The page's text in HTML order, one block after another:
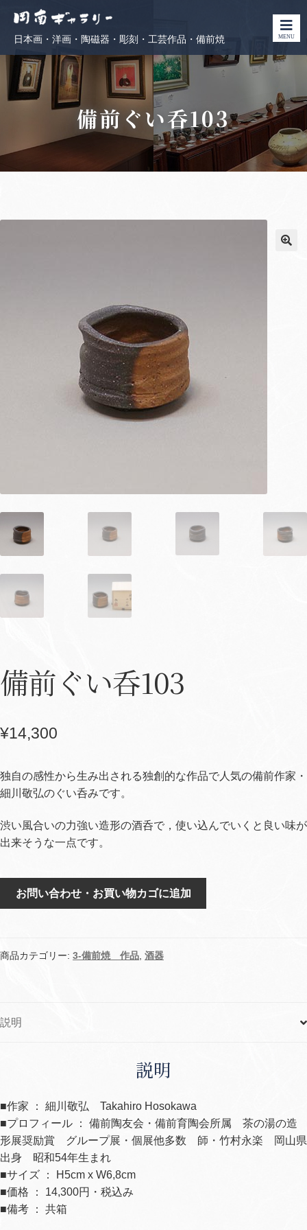
日本画・洋画・陶磁器・彫刻・工芸作品・備前焼 MENU
備前ぐい呑103
備前ぐい呑103
¥14,300
独自の感性から生み出される独創的な作品で人気の備前作家・
細川敬弘のぐい呑みです。
渋い風合いの力強い造形の酒呑で，使い込んでいくと良い味が
出来そうな一点です。
呑
お問い合わせ・お買い物カゴに追加
商品カテゴリー: 3-備前焼 作品 酒器
説明
説明
■作家 ： 細川敬弘 Takahiro Hosokawa
■プロフィール ： 備前陶友会・備前育陶会所属 茶の湯の造
形展奨励賞 グループ展・個展他多数 師・竹村永楽 岡山県
出身 昭和54年生まれ
■サイズ ： H5cm x W6,8cm
■価格 ： 14,300円・税込み
■備考 ： 共箱